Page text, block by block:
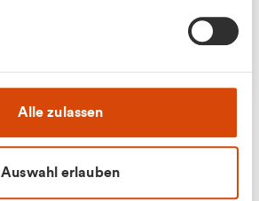
Alle zulassen
Auswahl erlauben